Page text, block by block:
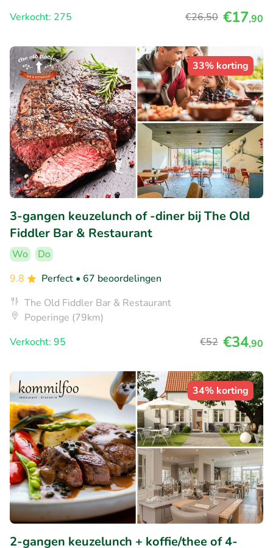
Verkocht: 275
€26,50 €17,90
33% korting
3-gangen keuzelunch of -diner bij The Old
Fiddler Bar & Restaurant
Wo
Do
9.8
Perfect • 67 beoordelingen
The Old Fiddler Bar & Restaurant
Poperinge (79km)
Verkocht: 95
€52 €34,90
34% korting
2-gangen keuzelunch + koffie/thee of 4-